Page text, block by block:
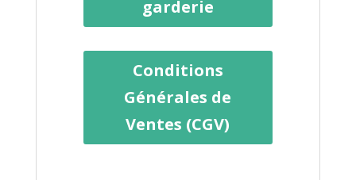
garderie
Conditions
Générales de
Ventes (CGV)